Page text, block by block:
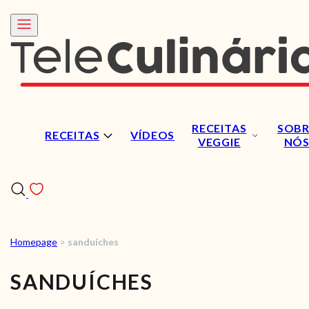
RECEITAS VÍDEOS
RECEITAS
VEGGIE
NÓS
VÍDEOS
Homepage > sanduíches
SANDUÍCHES